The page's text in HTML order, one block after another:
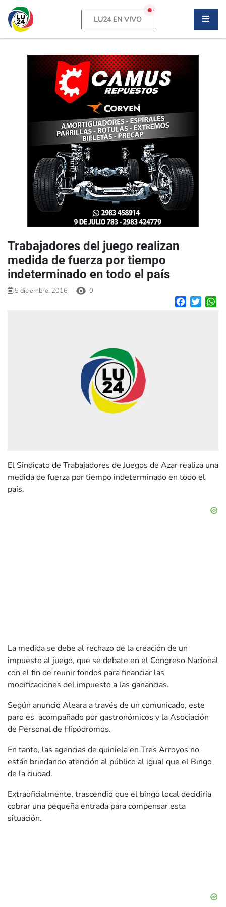
LU24 EN VIVO
Trabajadores del juego realizan
medida de fuerza por tiempo
indeterminado en todo el país
5 diciembre, 2016 0
Facebook
El Sindicato de Trabajadores de Juegos de Azar realiza una
medida de fuerza por tiempo indeterminado en todo el
país.
La medida se debe al rechazo de la creación de un
impuesto al juego, que se debate en el Congreso Nacional
con el fin de reunir fondos para financiar las
modificaciones del impuesto a las ganancias.
Según anunció Aleara a través de un comunicado, este
paro es acompañado por gastronómicos y la Asociación
de Personal de Hipódromos.
En tanto, las agencias de quiniela en Tres Arroyos no
están brindando atención al público al igual que el Bingo
de la ciudad.
Extraoficialmente, trascendió que el bingo local decidiría
cobrar una pequeña entrada para compensar esta
situación.